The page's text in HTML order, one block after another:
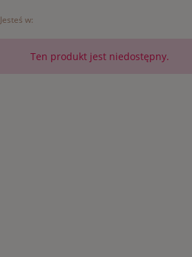
Jesteś w:
Ten produkt jest niedostępny.